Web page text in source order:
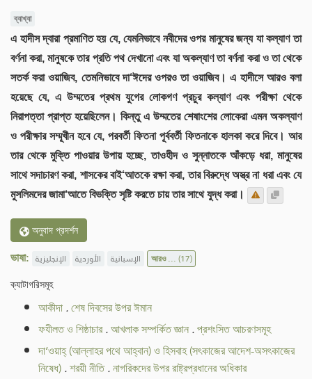
ব্যাখ্যা
এ হাদীস দ্বারা প্রমাণিত হয় যে, যেমনিভাবে নবীদের ওপর মানুষের জন্য যা কল্যাণ তা
বর্ণনা করা, মানুষকে তার প্রতি পথ দেখানো এবং যা অকল্যাণ তা বর্ণনা করা ও তা থেকে
সতর্ক করা ওয়াজিব, তেমনিভাবে দা‘ঈদের ওপরও তা ওয়াজিব। এ হাদীসে আরও বলা
হয়েছে যে, এ উম্মতের প্রথম যুগের লোকগণ প্রচুর কল্যাণ এবং পরীক্ষা থেকে
নিরাপত্তা প্রাপ্ত হয়েছিলেন। কিন্তু এ উম্মতের শেষাংশের লোকেরা এমন অকল্যাণ
ও পরীক্ষার সম্মূখীন হবে যে, পরবর্তী ফিতনা পূর্ববর্তী ফিতনাকে হালকা করে দিবে। আর
তার থেকে মুক্তি পাওয়ার উপায় হচ্ছে, তাওহীদ ও সুন্নাতকে আঁকড়ে ধরা, মানুষের
সাথে সদাচারণ করা, শাসকের বাই‘আতকে রক্ষা করা, তার বিরুদ্ধে অস্ত্র না ধরা এবং যে
মুসলিমদের জামা‘আতে বিভক্তি সৃষ্টি করতে চায় তার সাথে যুদ্ধ করা।
অনুবাদ প্রদর্শন
ভাষা: الإنجليزية الأوردية الإسبانية আরও ...(17)
ক্যাটাগরিসমূহ
আকীদা.শেষ দিবসের উপর ঈমান
ফযীলত ও শিষ্ঠাচার.আখলাক সম্পর্কিত জ্ঞান.প্রশংসিত আচরণসমূহ
দা‘ওয়াহ্ (আল্লাহর পথে আহ্বান) ও হিসবাহ (সৎকাজের আদেশ-অসৎকাজের
নিষেধ).শরয়ী নীতি.নাগরিকদের উপর রাষ্ট্রপ্রধানের অধিকার